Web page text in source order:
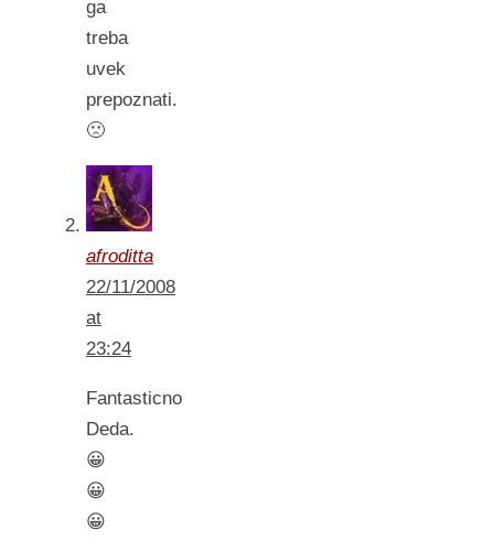
ga
treba
uvek
prepoznati.
🙁
afroditta
22/11/2008
at
23:24
Fantasticno
Deda.
😀
😀
😀